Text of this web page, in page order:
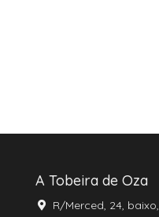
A Tobeira de Oza
R/Merced, 24,